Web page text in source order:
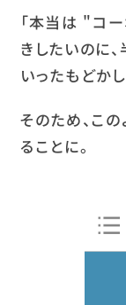
「本当は "コ
きしたいのに
いったもどか
そのため、こ
ることに。